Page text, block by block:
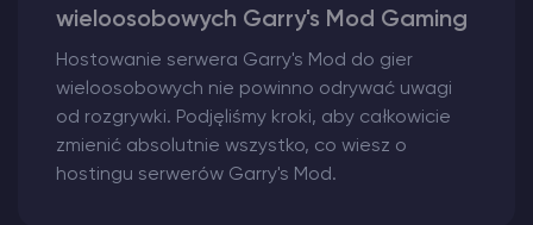
wieloosobowych Garry's Mod Gaming
Hostowanie serwera Garry's Mod do gier
wieloosobowych nie powinno odrywać uwagi
od rozgrywki. Podjęliśmy kroki, aby całkowicie
zmienić absolutnie wszystko, co wiesz o
hostingu serwerów Garry's Mod.